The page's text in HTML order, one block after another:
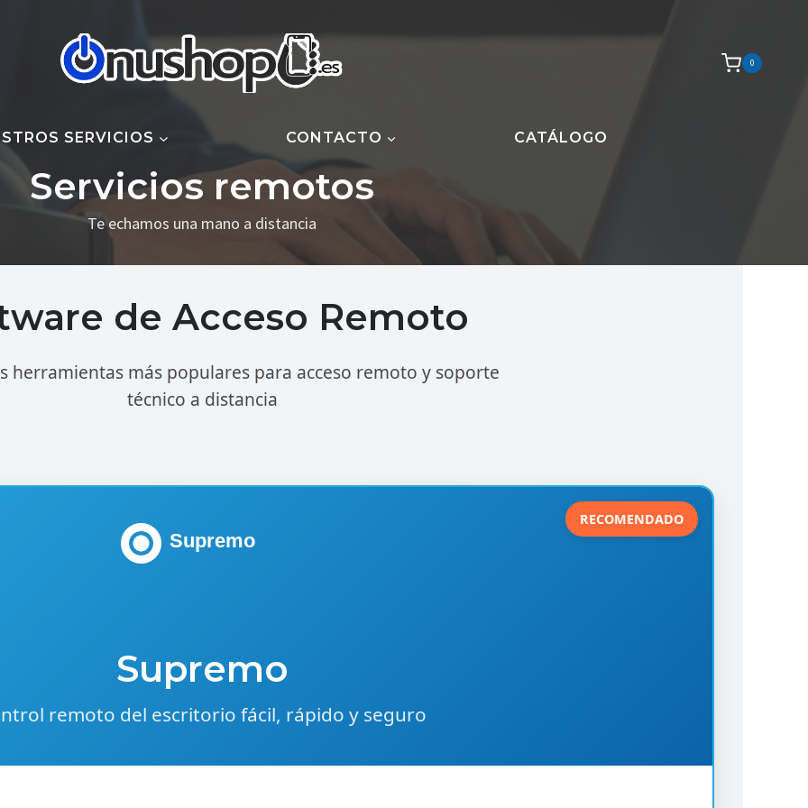
0
SERVICIOS CONTACTO CATÁLOGO
Servicios remotos
Te echamos una mano a distancia
de Acceso Remoto
herramientas más populares para acceso remoto y soporte
técnico a distancia
RECOMENDADO
Supremo
Supremo
remoto del escritorio fácil, rápido y seguro